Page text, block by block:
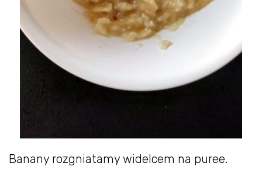
Banany rozgniatamy widelcem na puree.